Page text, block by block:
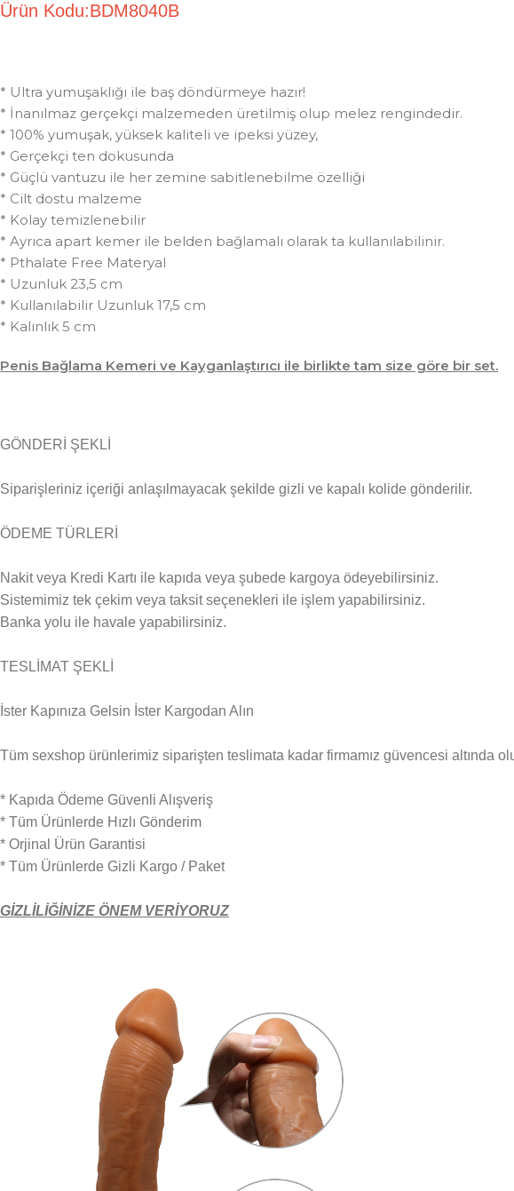
Ürün Kodu:BDM8040B
* Ultra yumuşaklığı ile baş döndürmeye hazır!
* İnanılmaz gerçekçi malzemeden üretilmiş olup melez rengindedir.
* 100% yumuşak, yüksek kaliteli ve ipeksi yüzey,
* Gerçekçi ten dokusunda
* Güçlü vantuzu ile her zemine sabitlenebilme özelliği
* Cilt dostu malzeme
* Kolay temizlenebilir
* Ayrıca apart kemer ile belden bağlamalı olarak ta kullanılabilinir.
* Pthalate Free Materyal
* Uzunluk 23,5 cm
* Kullanılabilir Uzunluk 17,5 cm
* Kalınlık 5 cm
Penis Bağlama Kemeri ve Kayganlaştırıcı ile birlikte tam size göre bir set.
GÖNDERİ ŞEKLİ
Siparişleriniz içeriği anlaşılmayacak şekilde gizli ve kapalı kolide gönderilir.
ÖDEME TÜRLERİ
Nakit veya Kredi Kartı ile kapıda veya şubede kargoya ödeyebilirsiniz.
Sistemimiz tek çekim veya taksit seçenekleri ile işlem yapabilirsiniz.
Banka yolu ile havale yapabilirsiniz.
TESLİMAT ŞEKLİ
İster Kapınıza Gelsin İster Kargodan Alın
Tüm sexshop ürünlerimiz siparişten teslimata kadar firmamız güvencesi altında
* Kapıda Ödeme Güvenli Alışveriş
* Tüm Ürünlerde Hızlı Gönderim
* Orjinal Ürün Garantisi
* Tüm Ürünlerde Gizli Kargo / Paket
GİZLİLİĞİNİZE ÖNEM VERİYORUZ